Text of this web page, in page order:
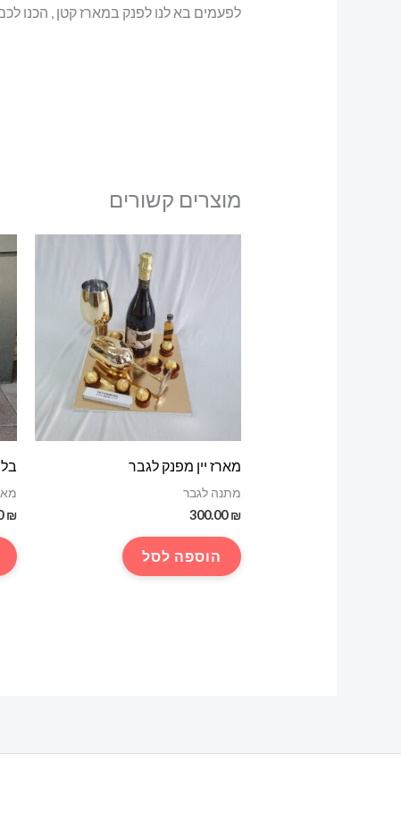
לפעמים בא לנו לפנק במארז קטן , הכנו
מוצרים קשורים
מארז יין מפנק לגבר
מתנה לגבר
300.00₪
הוספה לסל
₪